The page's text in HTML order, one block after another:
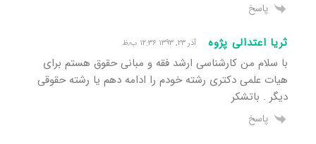
پاسخ
ثریا اعتدالی پژوه آذر ۲۳, ۱۳۹۳ ۱۲:۳۶ ب٫ظ
با سلام من کارشناسی ارشد فقه و مبانی حقوق هستم برای
هیات علمی دکتری رشته خودم را ادامه دهم یا رشته حقوقی
دیگر . باتشکر
پاسخ